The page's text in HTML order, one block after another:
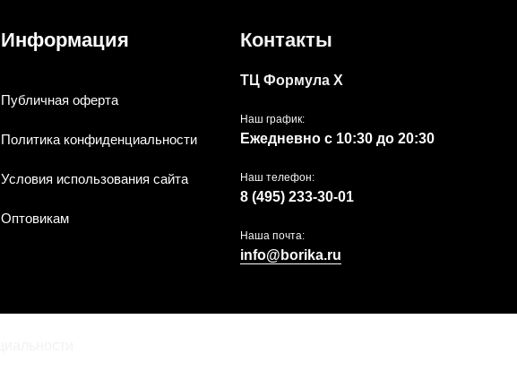
Информация
Публичная оферта
Политика конфиденциальности
Условия использования сайта
Оптовикам
Контакты
ТЦ Формула Х
Наш график:
Ежедневно с 10:30 до 20:30
Наш телефон:
8 (495) 233-30-01
Наша почта:
info@borika.ru